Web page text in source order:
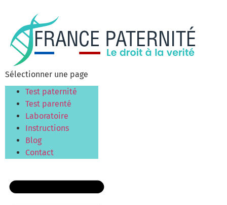
Sélectionner une page
Test paternité
Test parenté
Laboratoire
Instructions
Blog
Contact